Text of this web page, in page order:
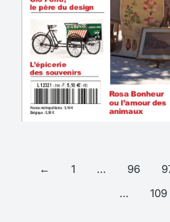
← 1 … 96
…
109